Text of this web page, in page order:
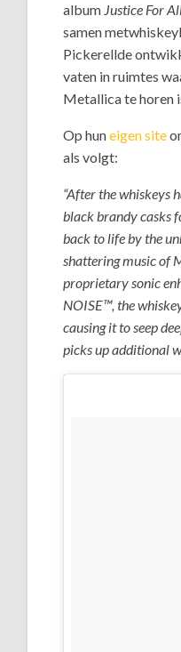
album Justice For
samen
Pickerellde
vaten in ruimtes
Metallica te horen
Op huneigen site
als volgt:
“After the whiskeys
black brandy casks
back to life by the
shattering music of
proprietary sonic
NOISE™, the
causing it to seep
picks up additional